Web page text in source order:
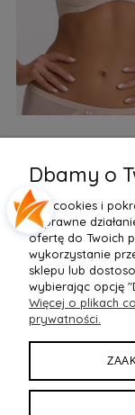
155,99 zł
Do Koszyka »
Dbamy o
Pliki cookies i
poprawne
ofertę do Twoich
wykorzystanie
sklepu lub
wybierając opcję
Więcej o plikach
prywatności.